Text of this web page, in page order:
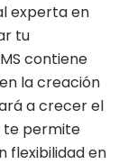
experta en
tu
contiene
la creación
a crecer el
te permite
flexibilidad en